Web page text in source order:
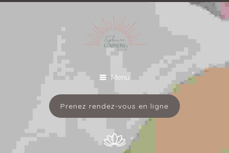
Menu
Prenez rendez-vous en ligne